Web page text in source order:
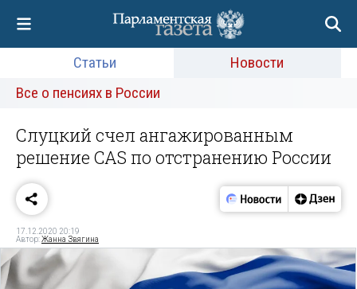
Статьи
Новости
Все о пенсиях в России
Слуцкий счел ангажированным
решение CAS по отстранению России
17.12.2020 20:19
Автор:Жанна Звягина